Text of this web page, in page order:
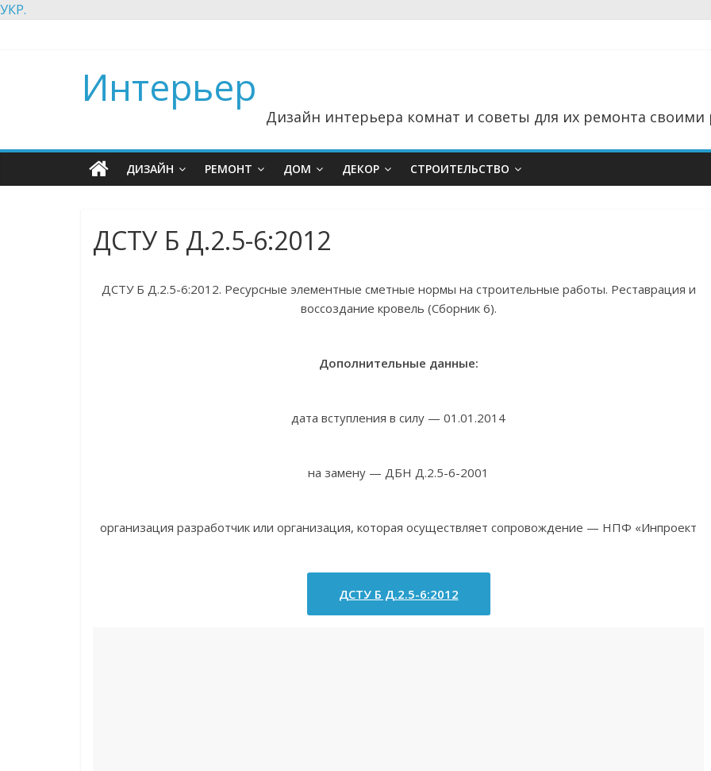
УКР.
Интерьер
Дизайн интерьера комнат и советы для их ремонта
ДИЗАЙН РЕМОНТ ДОМ ДЕКОР СТРОИТЕЛЬСТВО
ДСТУ Б Д.2.5-6:2012
ДСТУ Б Д.2.5-6:2012. Ресурсные элементные сметные нормы на строительные работы. Реставрация и
воссоздание кровель (Сборник 6).
Дополнительные данные:
дата вступления в силу — 01.01.2014
на замену — ДБН Д.2.5-6-2001
организация разработчик или организация, которая осуществляет сопровождение — НПФ «Инпроект
ДСТУ Б Д.2.5-6:2012